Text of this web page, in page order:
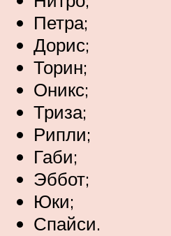
Петра;
Дорис;
Торин;
Оникс;
Триза;
Рипли;
Габи;
Эббот;
Юки;
Спайси.